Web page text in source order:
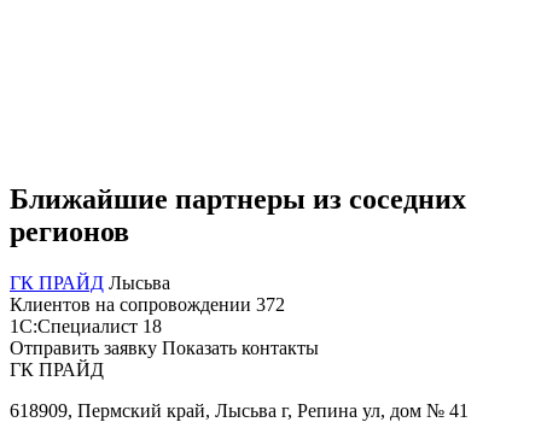
Ближайшие партнеры из соседних
регионов
ГК ПРАЙД Лысьва
Клиентов на сопровождении 372
1С:Специалист 18
Отправить заявку Показать контакты
ГК ПРАЙД
618909, Пермский край, Лысьва г, Репина ул, дом № 41